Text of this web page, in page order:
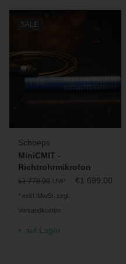
SALE
Schoeps
MiniCMIT -
Richtrohrmikrofon
€1.778,00 UVP €1.699,00
* exkl. MwSt. zzgl.
Versandkosten
auf Lager